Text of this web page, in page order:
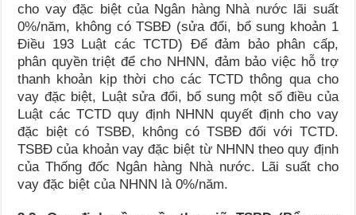
cho vay đặc biệt của Ngân hàng Nhà nước lãi suất
0%/năm, không có TSBĐ (sửa đổi, bổ sung khoản 1
Điều 193 Luật các TCTD) Để đảm bảo phân cấp,
phân quyền triệt để cho NHNN, đảm bảo việc hỗ trợ
thanh khoản kịp thời cho các TCTD thông qua cho
vay đặc biệt, Luật sửa đổi, bổ sung một số điều của
Luật các TCTD quy định NHNN quyết định cho vay
đặc biệt có TSBĐ, không có TSBĐ đối với TCTD.
TSBĐ của khoản vay đặc biệt từ NHNN theo quy định
của Thống đốc Ngân hàng Nhà nước. Lãi suất cho
vay đặc biệt của NHNN là 0%/năm.